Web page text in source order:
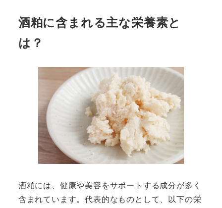
酒粕に含まれる主な栄養素と
は？
酒粕には、健康や美容をサポートする成分が多く
含まれています。代表的なものとして、以下の栄